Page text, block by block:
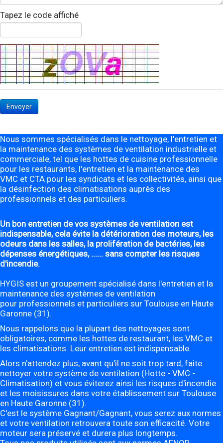
Tapez le code affiché
Envoyer
Nous sommes spécialisés dans le nettoyage, l'entretien et
la maintenance des systèmes de ventilation industrielle et
commerciale, tel que les hottes de cuisine professionnelle
pour les restaurants, l'entretien et la maintenance des
VMC et CTA pour les syndicats et les collectivités, ainsi que
la désinfection des climatisations auprès des
professionnels et des particuliers.
Un bon entretien de vos systèmes de ventilation est
indispensable, cela évite la détérioration des moteurs, les
odeurs dans les salles, la prolifération de bactéries, les
dépenses énergétiques, ...... sans compter les risques
d'incendie.
HYGIS est un groupement spécialisé dans l'entretien et la
maintenance des systèmes de ventilation
pour professionnels et particuliers sur Toulouse en Haute
Garonne (31).
Nous rappelons que la plupart des nettoyages sont
obligatoires, comme les hottes de restaurant, les VMC et
les climatisations. Leur entretien est indispensable.
Alors n'attendez plus, avant qu'il ne soit trop tard, faite
nettoyer votre système de ventilation (Hotte - VMC -
Climatisation) et vous éviterez ainsi les risques d'incendie
et les moisissures dans votre établissement sur Toulouse
en Haute Garonne (31).
C'est le système Gagnant/Gagnant, vous serez aux normes
et votre ventilation retrouvera toute son efficacité. Votre
moteur sera préservé et durera plus longtemps.